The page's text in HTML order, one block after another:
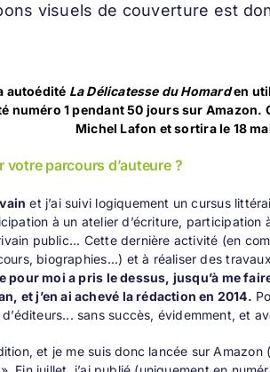
visuels de couverture est
autoédité La Délicatesse du Homarden
numéro 1 pendant 50 jours sur
Michel Lafon et sortira le 18
parcours d’auteure ?
et j’ai suivi logiquement un cursus
à un atelier d’écriture, participation
public... Cette dernière activité (en
biographies...) et à réaliser des
pour moia pris le dessus, jusqu’à me
et j’en ai achevé la rédaction en 2014.
sans succès, évidemment, et
et je me suis donc lancée sur